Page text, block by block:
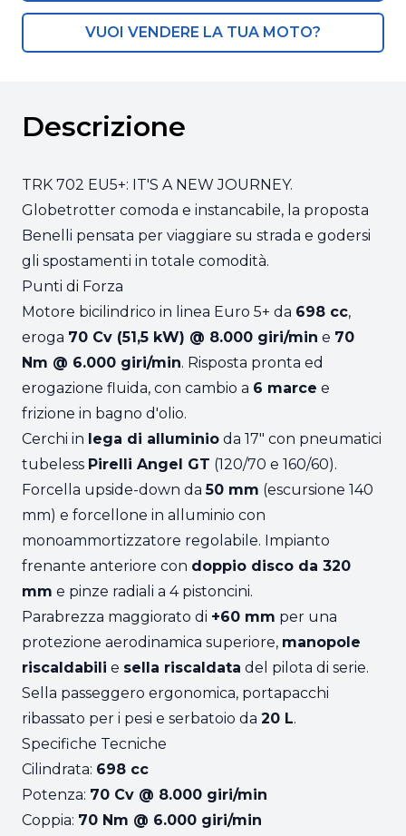
VUOI VENDERE LA TUA MOTO?
Descrizione
TRK 702 EU5+: IT'S A NEW JOURNEY.
Globetrotter comoda e instancabile, la proposta
Benelli pensata per viaggiare su strada e godersi
gli spostamenti in totale comodità.
Punti di Forza
Motore bicilindrico in linea Euro 5+ da 698 cc,
eroga 70 Cv (51,5 kW) @ 8.000 giri/min e 70
Nm @ 6.000 giri/min. Risposta pronta ed
erogazione fluida, con cambio a 6 marce e
frizione in bagno d'olio.
Cerchi in lega di alluminio da 17" con pneumatici
tubeless Pirelli Angel GT (120/70 e 160/60).
Forcella upside-down da50 mm (escursione 140
mm) e forcellone in alluminio con
monoammortizzatore regolabile. Impianto
frenante anteriore con doppio disco da 320
mm e pinze radiali a 4 pistoncini.
Parabrezza maggiorato di +60 mm per una
protezione aerodinamica superiore, manopole
riscaldabili e sella riscaldata del pilota di serie.
Sella passeggero ergonomica, portapacchi
ribassato per i pesi e serbatoio da 20 L.
Specifiche Tecniche
Cilindrata: 698 cc
Potenza: 70 Cv @ 8.000 giri/min
Coppia: 70 Nm @ 6.000 giri/min